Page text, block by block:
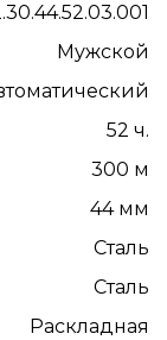
Мужской
52 ч.
300 м
44 мм
Сталь
Сталь
Раскладная